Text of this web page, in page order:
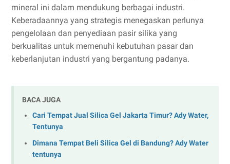
mineral ini dalam mendukung berbagai industri.
Keberadaannya yang strategis menegaskan perlunya
pengelolaan dan penyediaan pasir silika yang
berkualitas untuk memenuhi kebutuhan pasar dan
keberlanjutan industri yang bergantung padanya.
BACA JUGA
Cari Tempat Jual Silica Gel Jakarta Timur? Ady Water,
Tentunya
Dimana Tempat Beli Silica Gel di Bandung? Ady Water
tentunya